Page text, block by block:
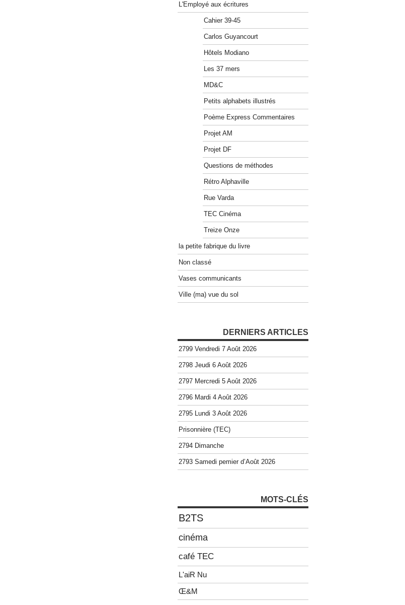
L'Employé aux écritures
Cahier 39-45
Carlos Guyancourt
Hôtels Modiano
Les 37 mers
MD&C
Petits alphabets illustrés
Poème Express Commentaires
Projet AM
Projet DF
Questions de méthodes
Rétro Alphaville
Rue Varda
TEC Cinéma
Treize Onze
la petite fabrique du livre
Non classé
Vases communicants
Ville (ma) vue du sol
DERNIERS ARTICLES
2799 Vendredi 7 Août 2026
2798 Jeudi 6 Août 2026
2797 Mercredi 5 Août 2026
2796 Mardi 4 Août 2026
2795 Lundi 3 Août 2026
Prisonnière (TEC)
2794 Dimanche
2793 Samedi pemier d’Août 2026
MOTS-CLÉS
B2TS
cinéma
café TEC
L'aiR Nu
Œ&M